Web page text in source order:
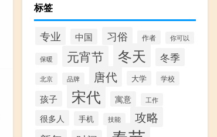
标签
专业 中国 习俗 作者 你可以
保暖 元宵节 冬天 冬季
北京 品牌 唐代 大学 学校
孩子 宋代 寓意 工作
很多人 手机 技能 攻略